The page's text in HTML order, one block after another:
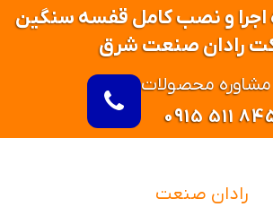
اجرا و نصب کامل قفسه سنگین
رادان صنعت شرق
محصولات
0915 511
رادان صنعت